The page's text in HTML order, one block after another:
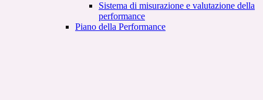
Sistema di misurazione e valutazione della
performance
Piano della Performance